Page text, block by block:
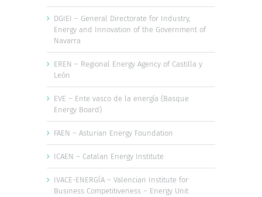
DGIEI – General Directorate for Industry,
Energy and Innovation of the Government of
Navarra
EREN – Regional Energy Agency of Castilla y
León
EVE – Ente vasco de la energía (Basque
Energy Board)
FAEN – Asturian Energy Foundation
ICAEN – Catalan Energy Institute
IVACE-ENERGÍA – Valencian Institute for
Business Competitiveness – Energy Unit